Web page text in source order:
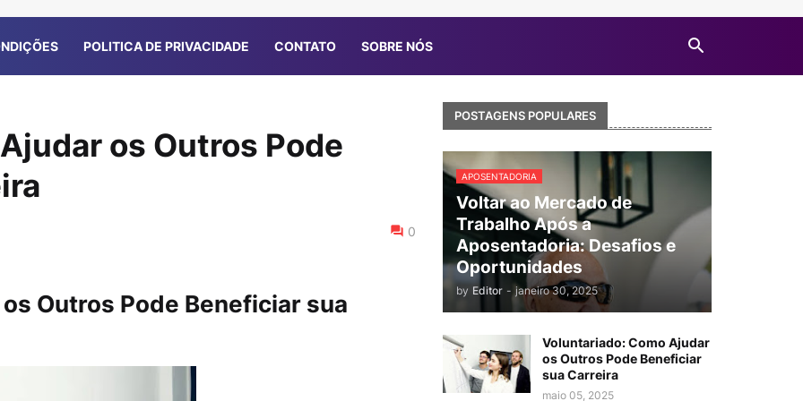
POLITICA DE PRIVACIDADE CONTATO SOBRE NÓS
os Outros Pode
0
Outros Pode Beneficiar sua
POSTAGENS POPULARES
APOSENTADORIA
Voltar ao Mercado de
Trabalho Após a
Aposentadoria: Desafios e
Oportunidades
by Editor - janeiro 30, 2025
Voluntariado: Como Ajudar
os Outros Pode Beneficiar
sua Carreira
maio 05, 2025